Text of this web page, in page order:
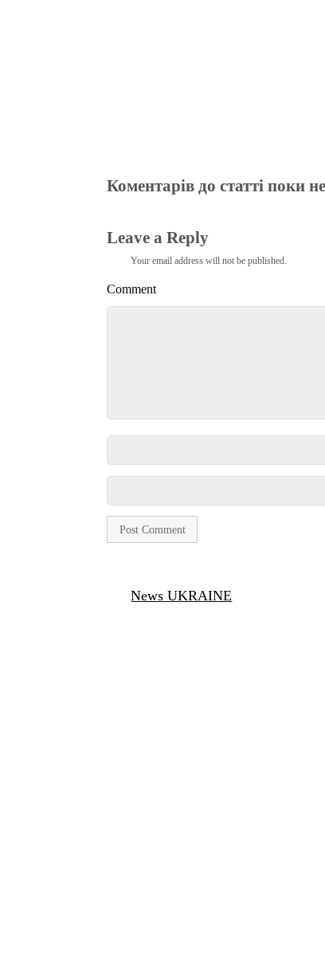
Коментарів до статті поки
Leave a Reply
Your email address will not be published.
Comment
News UKRAINE